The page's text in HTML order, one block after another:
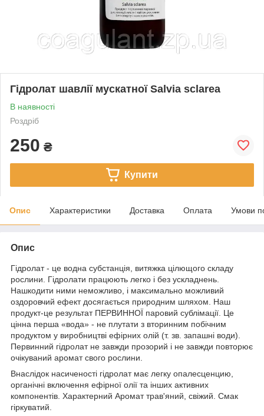
Гідролат шавлії мускатної Salvia sclarea
В наявності
Роздріб
250 ₴
Купити
Опис Характеристики Доставка Оплата Умови
Опис
Гідролат - це водна субстанція, витяжка цілющого складу
рослини. Гідролати працюють легко і без ускладнень.
Нашкодити ними неможливо, і максимально можливий
оздоровчий ефект досягається природним шляхом. Наш
продукт-це результат ПЕРВИННОЇ паровий сублімації. Це
цінна перша «вода» - не плутати з вторинним побічним
продуктом у виробництві ефірних олій (т. зв. запашні води).
Первинний гідролат не завжди прозорий і не завжди повторює
очікуваний аромат свого рослини.
Внаслідок насиченості гідролат має легку опалесценцию,
органічні включення ефірної олії та інших активних
компонентів. Характерний Аромат трав'яний, свіжий. Смак
гіркуватий.